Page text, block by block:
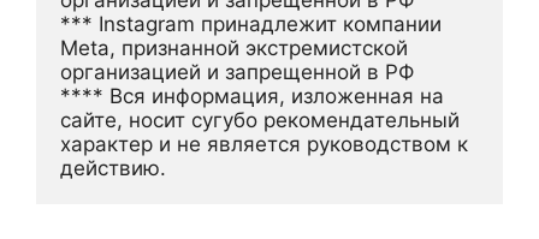
*** Instagram принадлежит компании
Meta, признанной экстремистской
организацией и запрещенной в РФ
**** Вся информация, изложенная на
сайте, носит сугубо рекомендательный
характер и не является руководством к
действию.